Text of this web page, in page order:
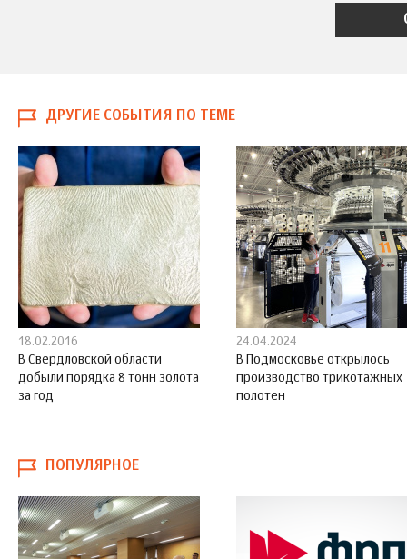
ДРУГИЕ СОБЫТИЯ ПО ТЕМЕ
18.02.2016
В Свердловской области
добыли порядка 8 тонн золота
за год
24.04.2024
В Подмосковье открылось
производство трикотажных
полотен
ПОПУЛЯРНОЕ